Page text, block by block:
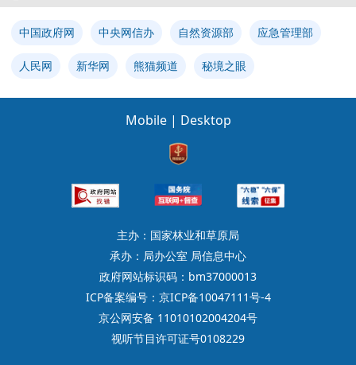
中国政府网 中央网信办 自然资源部 应急管理部
人民网 新华网 熊猫频道 秘境之眼
Mobile | Desktop
主办：国家林业和草原局
承办：局办公室 局信息中心
政府网站标识码：bm37000013
ICP备案编号：京ICP备10047111号-4
京公网安备 11010102004204号
视听节目许可证号0108229